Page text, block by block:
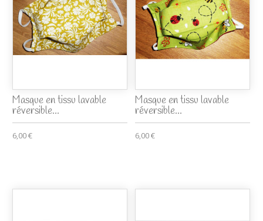
Masque en tissu lavable
réversible...
6,00 €
Masque en tissu lavable
réversible...
6,00 €